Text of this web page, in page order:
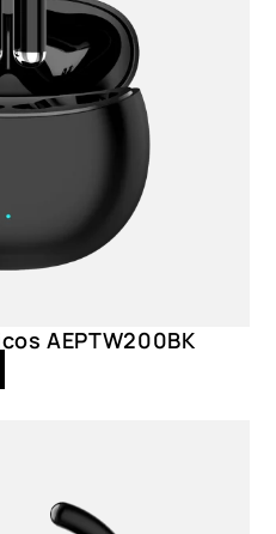
AEPTW200BK